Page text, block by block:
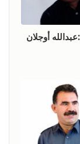
أوجلان